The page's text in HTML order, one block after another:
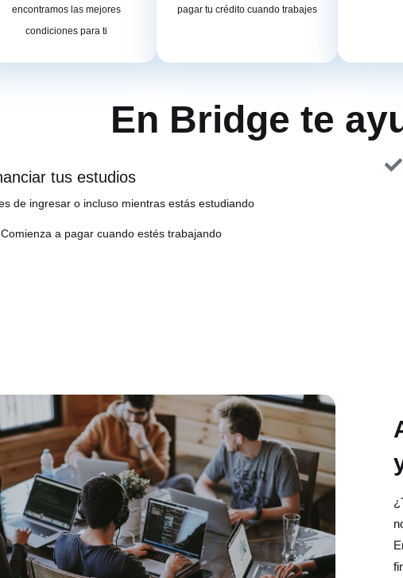
encontramos las mejores
condiciones para ti
pagar tu crédito cuando trabajes
En Bridge te
tus estudios
de ingresar o incluso mientras estás estudiando
Comienza a pagar cuando estés trabajando